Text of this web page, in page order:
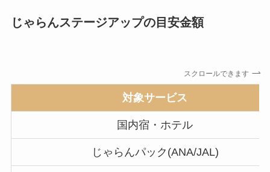
じゃらんステージアップの目安金額
スクロールできます
対象サービス
国内宿・ホテル
じゃらんパック(ANA/JAL)